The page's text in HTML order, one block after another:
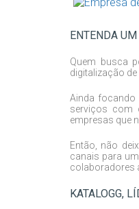
ENTENDA
Quem busca
digitalização
Ainda
serviços com
empresas que
Então, não
canais para
colaboradores
KATALOGG,